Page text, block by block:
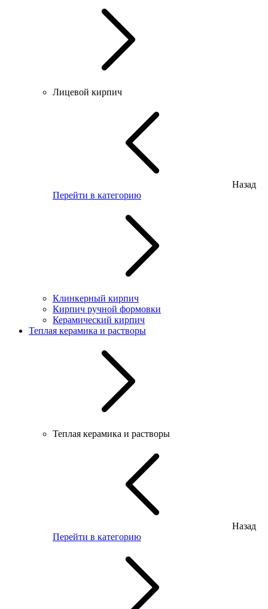
Лицевой кирпич
Назад
Перейти в категорию
Клинкерный кирпич
Кирпич ручной формовки
Керамический кирпич
Теплая керамика и растворы
Теплая керамика и растворы
Назад
Перейти в категорию